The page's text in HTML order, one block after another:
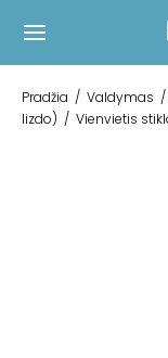
Pradžia / Valdymas /
lizdo) / Vienvietis